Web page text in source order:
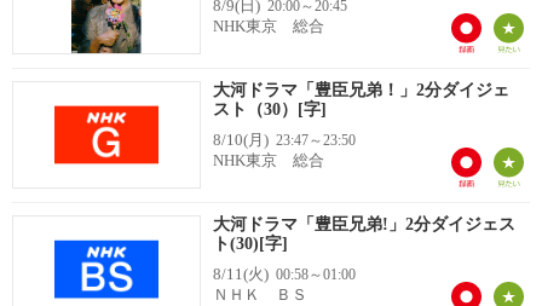
8/9(日) 20:00～20:45
NHK東京 総合
大河ドラマ「豊臣兄弟！」2分ダイジェ
スト（30）[字]
8/10(月) 23:47～23:50
NHK東京 総合
大河ドラマ「豊臣兄弟!」2分ダイジェス
ト(30)[字]
8/11(火) 00:58～01:00
ＮＨＫ ＢＳ